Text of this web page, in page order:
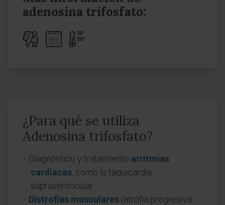
adenosina trifosfato:
¿Para qué se utiliza
Adenosina trifosfato?
Diagnóstico y tratamiento arritmias
cardíacas, como la taquicardia
supraventricular.
Distrofias musculares (atrofia progresiva